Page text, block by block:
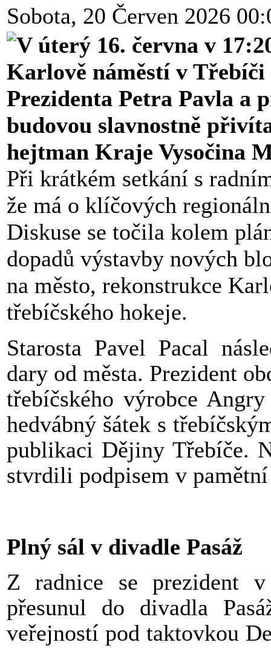
Sobota, 20 Červen 2026
V úterý 16. června v
Karlově náměstí v
Prezidenta Petra Pavla a
budovou slavnostně
hejtman Kraje Vysočina
Při krátkém setkání s
že má o klíčových
Diskuse se točila kolem
dopadů výstavby nových
na město, rekonstrukce
třebíčského hokeje.
Starosta Pavel Pacal
dary od města. Prezident
třebíčského výrobce
hedvábný šátek s
publikaci Dějiny Třebíče.
stvrdili podpisem v
Plný sál v divadle Pasáž
Z radnice se prezident v
přesunul do divadla
veřejností pod taktovkou